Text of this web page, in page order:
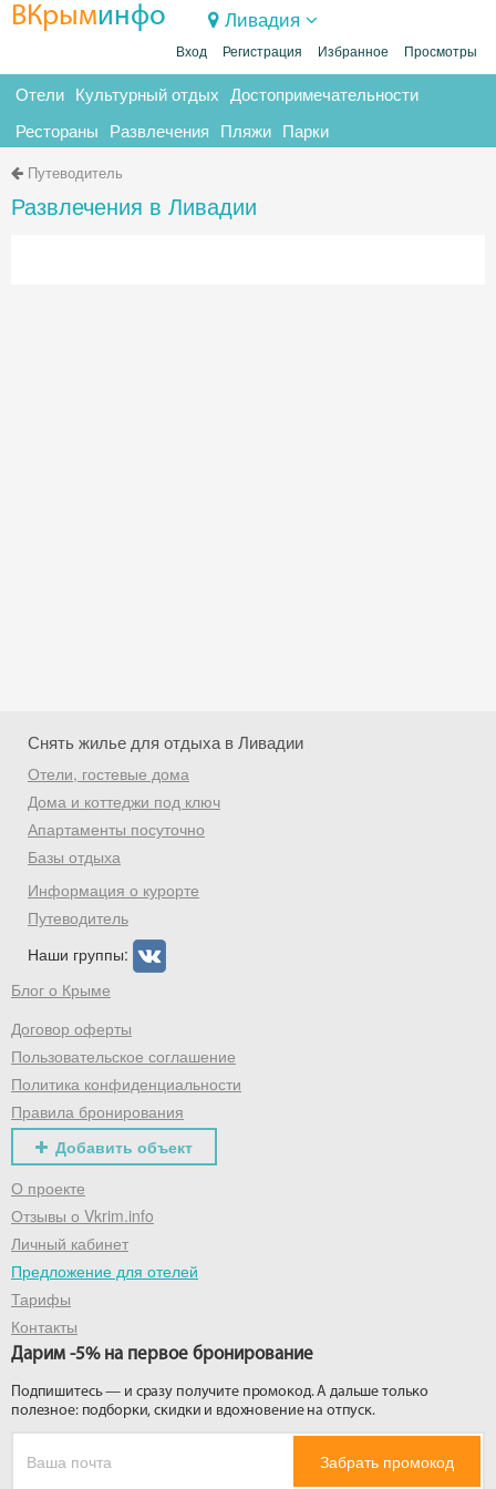
ВКрыминфо Ливадия
Вход Регистрация Избранное Просмотры
Отели Культурный отдых Достопримечательности
Рестораны Развлечения Пляжи Парки
Путеводитель
Развлечения в Ливадии
Снять жилье для отдыха в Ливадии
Отели, гостевые дома
Дома и коттеджи под ключ
Апартаменты посуточно
Базы отдыха
Информация о курорте
Путеводитель
Наши группы:
Блог о Крыме
Договор оферты
Пользовательское соглашение
Политика конфиденциальности
Правила бронирования
Добавить объект
О проекте
Отзывы о Vkrim.info
Личный кабинет
Предложение для отелей
Тарифы
Контакты
Дарим -5% на первое бронирование
Подпишитесь — и сразу получите промокод. А дальше только
полезное: подборки, скидки и вдохновение на отпуск.
Забрать промокод
Скидка −5%
Хочешь дешевле? Оставь почту и получи
промокод на первое бронирование!